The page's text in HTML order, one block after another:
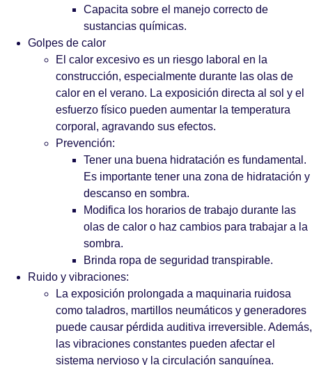
Capacita sobre el manejo correcto de
sustancias químicas.
Golpes de calor
El calor excesivo es un riesgo laboral en la
construcción, especialmente durante las olas de
calor en el verano. La exposición directa al sol y el
esfuerzo físico pueden aumentar la temperatura
corporal, agravando sus efectos.
Prevención:
Tener una buena hidratación es fundamental.
Es importante tener una zona de hidratación y
descanso en sombra.
Modifica los horarios de trabajo durante las
olas de calor o haz cambios para trabajar a la
sombra.
Brinda ropa de seguridad transpirable.
Ruido y vibraciones:
La exposición prolongada a maquinaria ruidosa
como taladros, martillos neumáticos y generadores
puede causar pérdida auditiva irreversible. Además,
las vibraciones constantes pueden afectar el
sistema nervioso y la circulación sanguínea.